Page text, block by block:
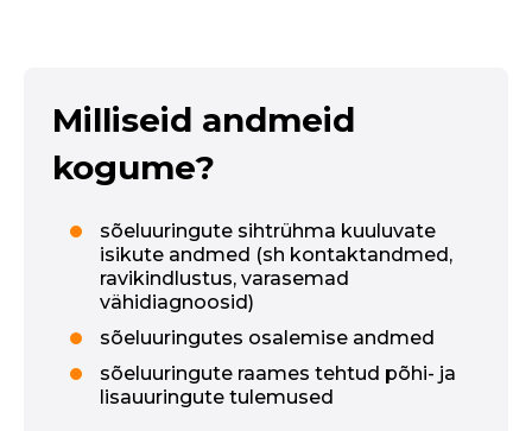
Milliseid andmeid
kogume?
sõeluuringute sihtrühma kuuluvate
isikute andmed (sh kontaktandmed,
ravikindlustus, varasemad
vähidiagnoosid)
sõeluuringutes osalemise andmed
sõeluuringute raames tehtud põhi- ja
lisauuringute tulemused